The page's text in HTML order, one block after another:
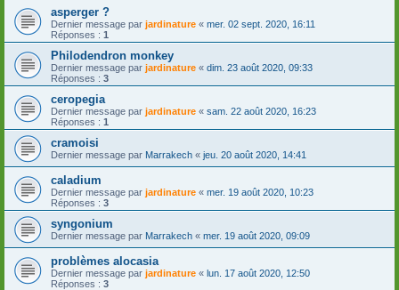
asperger ?
Dernier message par jardinature « mer. 02 sept. 2020, 16:11
Réponses : 1
Philodendron monkey
Dernier message par jardinature « dim. 23 août 2020, 09:33
Réponses : 3
ceropegia
Dernier message par jardinature « sam. 22 août 2020, 16:23
Réponses : 1
cramoisi
Dernier message par Marrakech « jeu. 20 août 2020, 14:41
caladium
Dernier message par jardinature « mer. 19 août 2020, 10:23
Réponses : 3
syngonium
Dernier message par Marrakech « mer. 19 août 2020, 09:09
problèmes alocasia
Dernier message par jardinature « lun. 17 août 2020, 12:50
Réponses : 3